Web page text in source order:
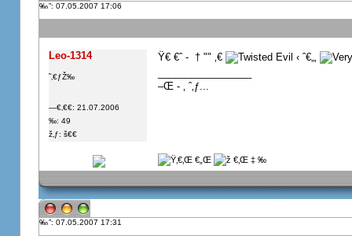
”: 07.05.2007 17:06
Leo-1314
˜‚€ƒŽ‰
—€‚€€: 21.07.2006
‰: 49
ž‚ƒ: š€€
Ÿ€ €ˆ -  † "" ‚€
‹ ˆ€„‚
–Œ - ‚ ˆ‚ƒ...
”: 07.05.2007 17:31